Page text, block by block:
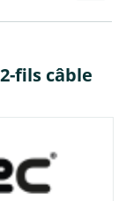
fils câble